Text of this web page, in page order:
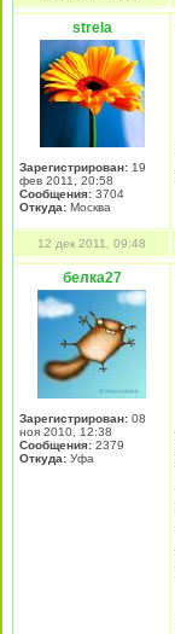
strela
Зарегистрирован: 19
фев 2011, 20:58
Сообщения: 3704
Откуда: Москва
12 дек 2011, 09:48
белка27
Зарегистрирован: 08
ноя 2010, 12:38
Сообщения: 2379
Откуда: Уфа